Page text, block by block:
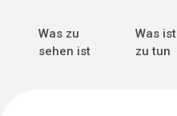
Main
Was zu
sehen ist
Was ist
zu tun